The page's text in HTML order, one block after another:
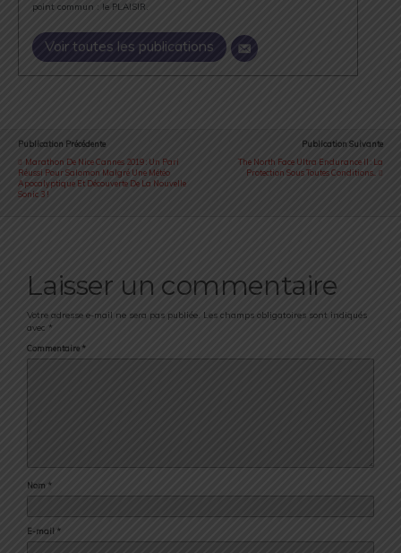
point commun : le PLAISIR.
Voir toutes les publications
Publication Précédente
Marathon De Nice Cannes 2019 : Un Pari
Réussi Pour Salomon Malgré Une Météo
Apocalyptique Et Découverte De La Nouvelle
Sonic 3 !
Publication Suivante
The North Face Ultra Endurance II : La
Protection Sous Toutes Conditions...
Laisser un commentaire
Votre adresse e-mail ne sera pas publiée. Les champs obligatoires sont indiqués
avec *
Commentaire *
Nom *
E-mail *